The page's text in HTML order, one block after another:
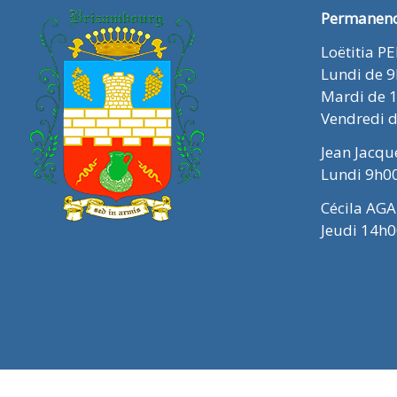
Loëtitia
Lundi de
Mardi de
Vendredi
Jean
Lundi
Cécila
Jeudi